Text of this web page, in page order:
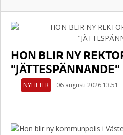
HON BLIR NY
"JÄTTESPÄNNANDE"
NYHETER 06 augusti 2026 13.51